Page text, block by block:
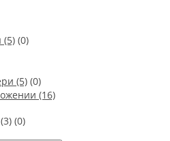
(5) (0)
(5) (0)
(16)
(3) (0)